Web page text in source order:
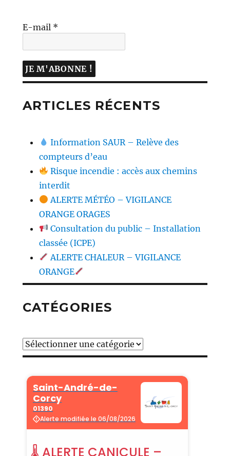
E-mail *
ARTICLES RÉCENTS
Information SAUR – Relève des
compteurs d’eau
Risque incendie : accès aux chemins
interdit
ALERTE MÉTÉO – VIGILANCE
ORANGE ORAGES
Consultation du public – Installation
classée (ICPE)
ALERTE CHALEUR – VIGILANCE
ORANGE
CATÉGORIES
Catégories